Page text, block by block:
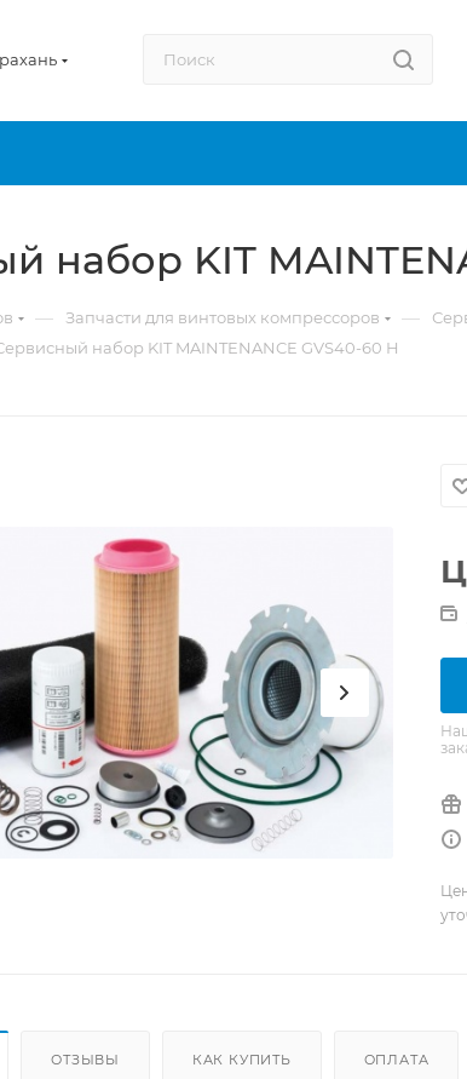
набор KIT
— Запчасти для винтовых компрессоров —
набор KIT MAINTENANCE GVS40-60 H
ОТЗЫВЫ КАК КУПИТЬ ОПЛАТА